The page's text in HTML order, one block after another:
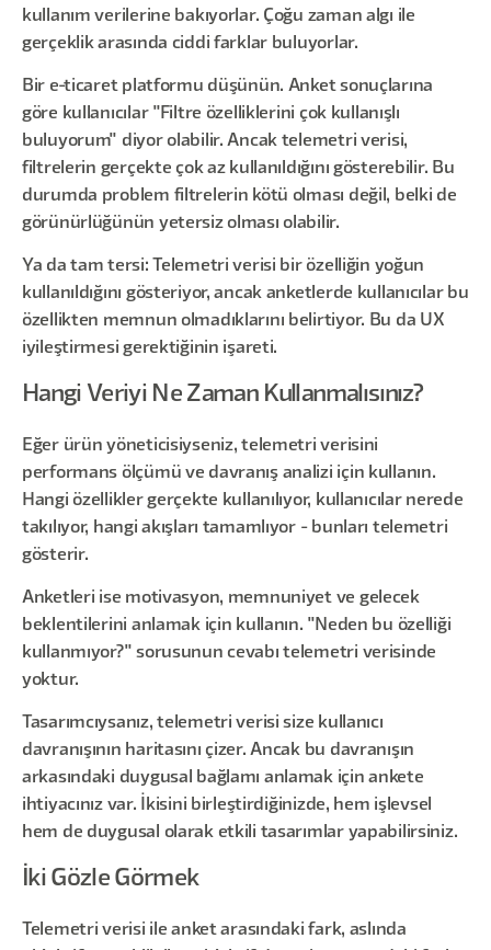
kullanım verilerine bakıyorlar. Çoğu zaman algı ile
gerçeklik arasında ciddi farklar buluyorlar.
Bir e-ticaret platformu düşünün. Anket sonuçlarına
göre kullanıcılar "Filtre özelliklerini çok kullanışlı
buluyorum" diyor olabilir. Ancak telemetri verisi,
filtrelerin gerçekte çok az kullanıldığını gösterebilir. Bu
durumda problem filtrelerin kötü olması değil, belki de
görünürlüğünün yetersiz olması olabilir.
Ya da tam tersi: Telemetri verisi bir özelliğin yoğun
kullanıldığını gösteriyor, ancak anketlerde kullanıcılar bu
özellikten memnun olmadıklarını belirtiyor. Bu da UX
iyileştirmesi gerektiğinin işareti.
Hangi Veriyi Ne Zaman Kullanmalısınız?
Eğer ürün yöneticisiyseniz, telemetri verisini
performans ölçümü ve davranış analizi için kullanın.
Hangi özellikler gerçekte kullanılıyor, kullanıcılar nerede
takılıyor, hangi akışları tamamlıyor - bunları telemetri
gösterir.
Anketleri ise motivasyon, memnuniyet ve gelecek
beklentilerini anlamak için kullanın. "Neden bu özelliği
kullanmıyor?" sorusunun cevabı telemetri verisinde
yoktur.
Tasarımcıysanız, telemetri verisi size kullanıcı
davranışının haritasını çizer. Ancak bu davranışın
arkasındaki duygusal bağlamı anlamak için ankete
ihtiyacınız var. İkisini birleştirdiğinizde, hem işlevsel
hem de duygusal olarak etkili tasarımlar yapabilirsiniz.
İki Gözle Görmek
Telemetri verisi ile anket arasındaki fark, aslında